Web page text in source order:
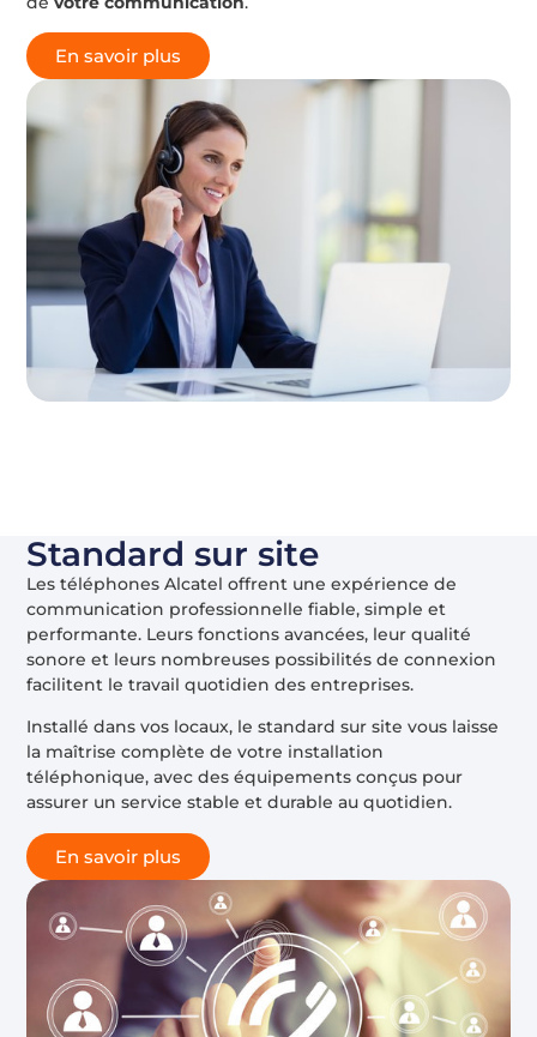
En savoir plus
Standard sur site
Les téléphones Alcatel offrent une expérience de
communication professionnelle fiable, simple et
performante. Leurs fonctions avancées, leur qualité
sonore et leurs nombreuses possibilités de connexion
facilitent le travail quotidien des entreprises.
Installé dans vos locaux, le standard sur site vous laisse
la maîtrise complète de votre installation
téléphonique, avec des équipements conçus pour
assurer un service stable et durable au quotidien.
En savoir plus